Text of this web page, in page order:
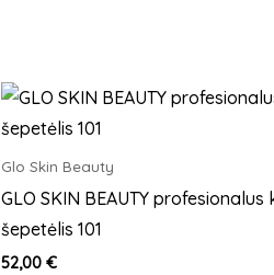
Glo Skin Beauty
GLO SKIN BEAUTY profesionalus
šepetėlis 101
52,00 €